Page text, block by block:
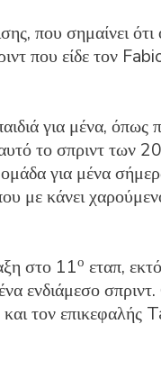
που σημαίνει
που είδε τον
για μένα, όπως
το σπριντ των
για μένα
με κάνει
στο 11ο εταπ,
ενδιάμεσο
τον επικεφαλής